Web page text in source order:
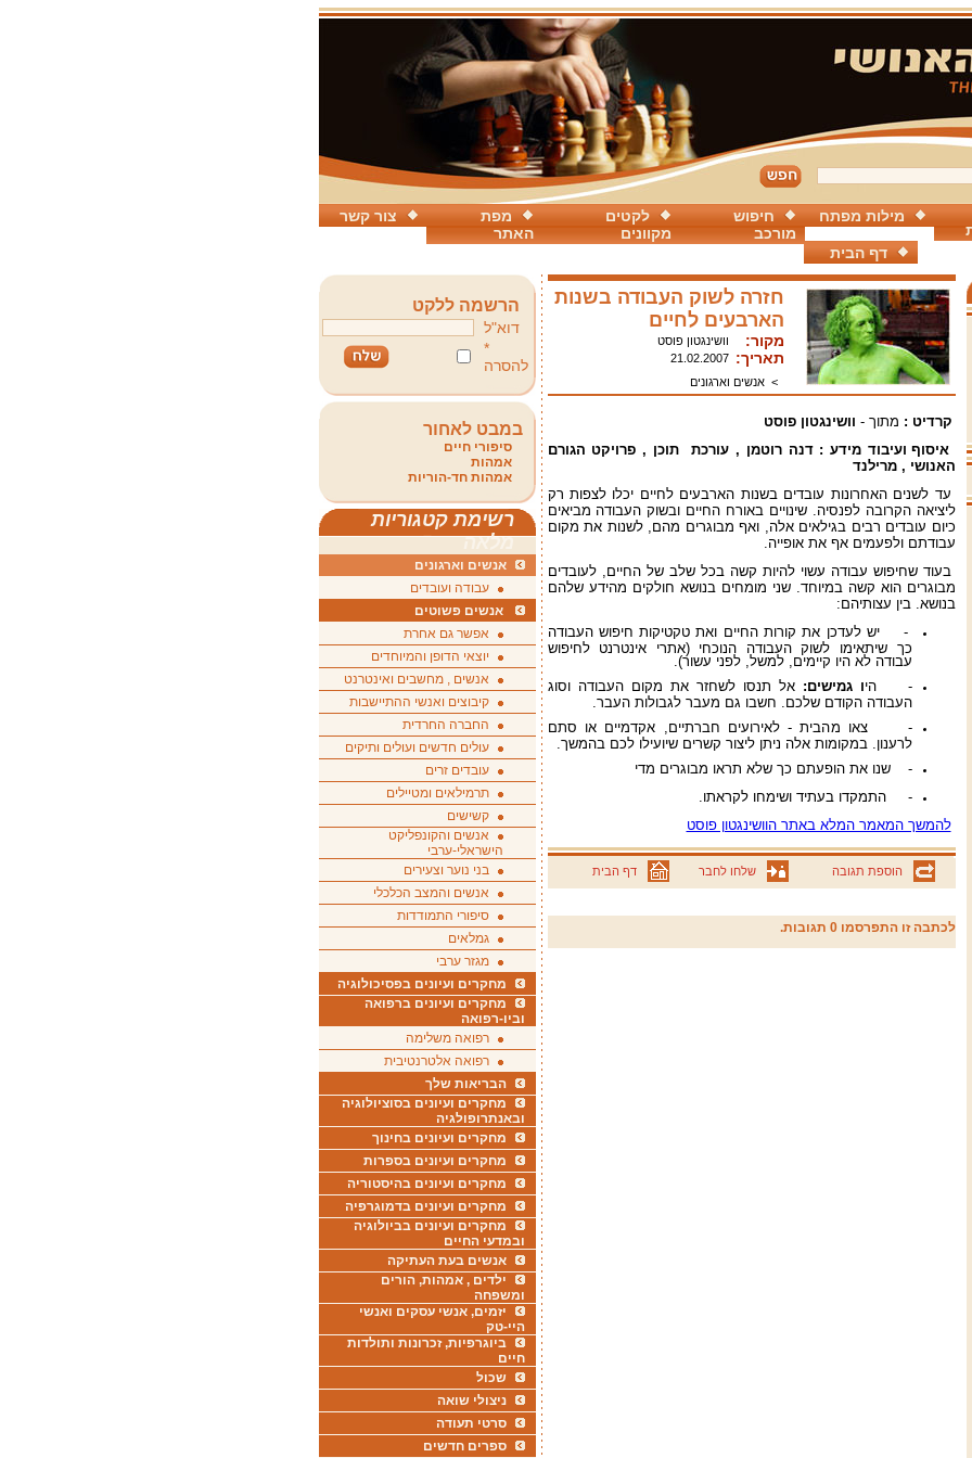
צור קשר
מפת
האתר
לקטים
מקוונים
חיפוש
מורכב
מילות מפתח
דף הבית
חזרה לשוק העבודה בשנות
הארבעים לחיים
מקור: וושינגטון פוסט
תאריך:
21.02.2007
>אנשים וארגונים
קרדיט : מתוך - וושינגטון פוסט
איסוף ועיבוד מידע : דנה רוטמן , עורכת תוכן , פרויקט הגורם
האנושי , מרילנד
עד לשנים האחרונות עובדים בשנות הארבעים לחיים יכלו לצפות רק
ליציאה הקרובה לפנסיה. שינויים באורח החיים ובשוק העבודה מביאים
כיום עובדים רבים בגילאים אלה, ואף מבוגרים מהם, לשנות את מקום
עבודתם ולפעמים אף את אופייה.
בעוד שחיפוש עבודה עשוי להיות קשה בכל שלב של החיים, לעובדים
מבוגרים הוא קשה במיוחד. שני מומחים בנושא חולקים מהידע שלהם
בנושא. בין עצותיהם:
- יש לעדכן את קורות החיים ואת טקטיקות חיפוש העבודה
כך שיתאימו לשוק העבודה הנוכחי (אתרי אינטרנט לחיפוש
עבודה לא היו קיימים, למשל, לפני עשור).
- היו גמישים: אל תנסו לשחזר את מקום העבודה וסוג
העבודה הקודם שלכם. חשבו גם מעבר לגבולות העבר.
- צאו מהבית - לאירועים חברתיים, אקדמיים או סתם
לרענון. במקומות אלה ניתן ליצור קשרים שיועילו לכם בהמשך.
- שנו את הופעתם כך שלא תראו מבוגרים מדי
- התמקדו בעתיד ושימחו לקראתו.
להמשך המאמר המלא באתר הוושינגטון פוסט
הוספת תגובה שלחו לחבר דף הבית
לכתבה זו התפרסמו 0 תגובות.
הרשמה ללקט
דוא"ל
*
להסרה
במבט לאחור
סיפורי חיים
אמהות
אמהות חד-הוריות
רשימת קטגוריות
מלאה
אנשים וארגונים
עבודה ועובדים
אנשים פשוטים
אפשר גם אחרת
יוצאי הדופן והמיוחדים
אנשים , מחשבים ואינטרנט
קיבוצים ואנשי ההתיישבות
החברה החרדית
עולים חדשים ועולים ותיקים
עובדים זרים
תרמילאים ומטיילים
קשישים
אנשים והקונפליקט
הישראלי-ערבי
בני נוער וצעירים
אנשים והמצב הכלכלי
סיפורי התמודדות
גמלאים
מגזר ערבי
מחקרים ועיונים בפסיכולוגיה
מחקרים ועיונים ברפואה
וביו-רפואה
רפואה משלימה
רפואה אלטרנטיבית
הבריאות שלך
מחקרים ועיונים בסוציולוגיה
ובאנתרופולגיה
מחקרים ועיונים בחינוך
מחקרים ועיונים בספרות
מחקרים ועיונים בהיסטוריה
מחקרים ועיונים בדמוגרפיה
מחקרים ועיונים בביולוגיה
ובמדעי החיים
אנשים בעת העתיקה
ילדים , אמהות, הורים
ומשפחה
יזמים, אנשי עסקים ואנשי
היי-טק
ביוגרפיות, זכרונות ותולדות
חיים
שכול
ניצולי שואה
סרטי תעודה
ספרים חדשים